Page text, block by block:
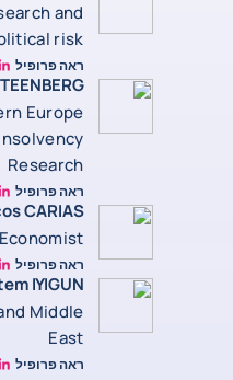
and
risk
ראה פרופיל
Ruben Nizard linkedin
twitter
Europe
Research
ראה פרופיל
Steenberg linkedin
CARIAS
ראה פרופיל
Marcos Carias Linkedin
IYIGUN
Middle
East
ראה פרופילSeltem Linkedin